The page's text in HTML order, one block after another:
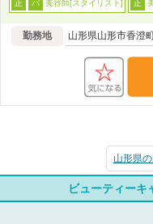
正 パ 美容師[スタイリスト] 正
勤務地 山形県山形市香澄
山形県
ビューティーキ